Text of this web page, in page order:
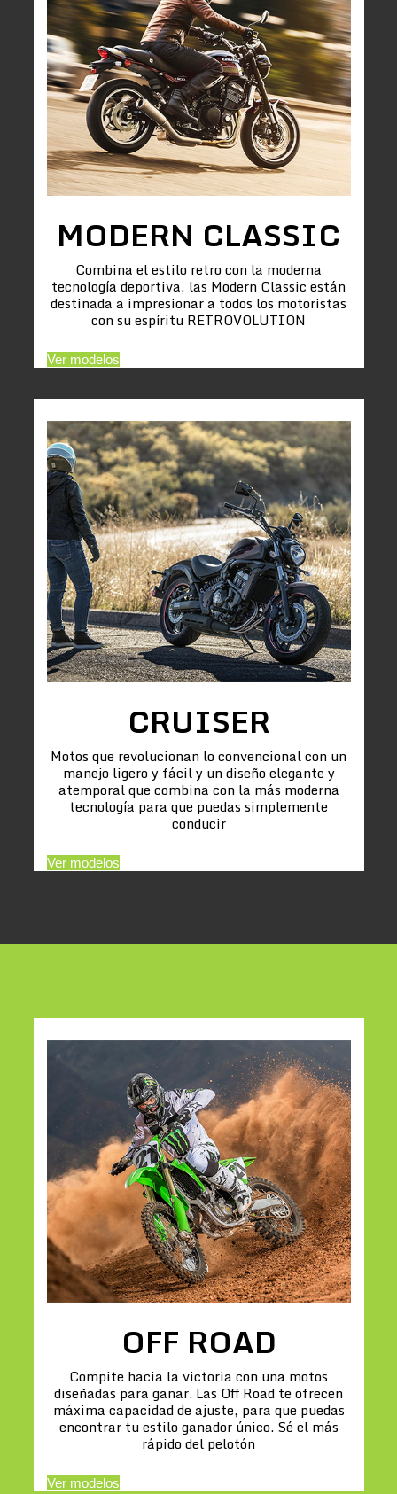
MODERN CLASSIC
Combina el estilo retro con la moderna
tecnología deportiva, las Modern Classic están
destinada a impresionar a todos los motoristas
con su espíritu RETROVOLUTION
Ver modelos
CRUISER
Motos que revolucionan lo convencional con un
manejo ligero y fácil y un diseño elegante y
atemporal que combina con la más moderna
tecnología para que puedas simplemente
conducir
Ver modelos
OFF ROAD
Compite hacia la victoria con una motos
diseñadas para ganar. Las Off Road te ofrecen
máxima capacidad de ajuste, para que puedas
encontrar tu estilo ganador único. Sé el más
rápido del pelotón
Ver modelos